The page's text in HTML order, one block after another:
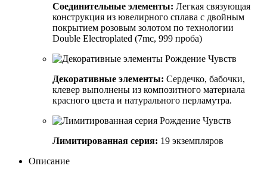
Соединительные элементы: Легкая связующая
конструкция из ювелирного сплава с двойным
покрытием розовым золотом по технологии
Double Electroplated (7mc, 999 проба)
Декоративные элементы: Сердечко, бабочки,
клевер выполнены из композитного материала
красного цвета и натурального перламутра.
Лимитированная серия: 19 экземпляров
Описание